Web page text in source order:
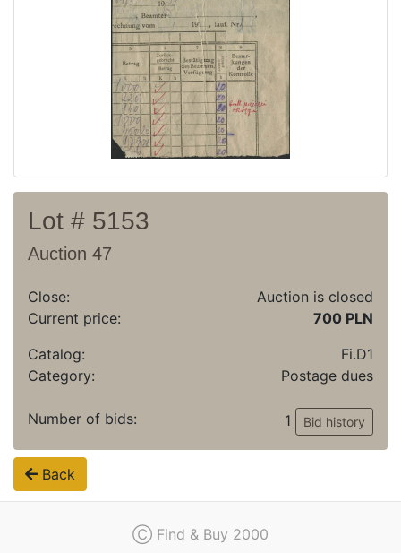
Lot # 5153
Auction 47
Close:
Auction is closed
Current price:
700 PLN
Catalog:
Fi.D1
Category:
Postage dues
Number of bids: 1 Bid history
Back
Ⓒ Find & Buy 2000